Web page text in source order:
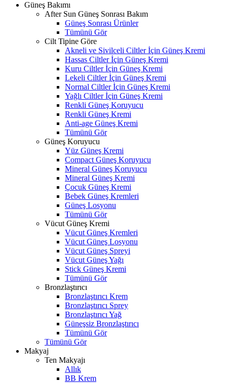
Güneş Bakımı
After Sun Güneş Sonrası Bakım
Güneş Sonrası Ürünler
Tümünü Gör
Cilt Tipine Göre
Akneli ve Sivilceli Ciltler İçin Güneş Kremi
Hassas Ciltler İçin Güneş Kremi
Kuru Ciltler İçin Güneş Kremi
Lekeli Ciltler İçin Güneş Kremi
Normal Ciltler İçin Güneş Kremi
Yağlı Ciltler İçin Güneş Kremi
Renkli Güneş Koruyucu
Renkli Güneş Kremi
Anti-age Güneş Kremi
Tümünü Gör
Güneş Koruyucu
Yüz Güneş Kremi
Compact Güneş Koruyucu
Mineral Güneş Koruyucu
Mineral Güneş Kremi
Çocuk Güneş Kremi
Bebek Güneş Kremleri
Güneş Losyonu
Tümünü Gör
Vücut Güneş Kremi
Vücut Güneş Kremleri
Vücut Güneş Losyonu
Vücut Güneş Spreyi
Vücut Güneş Yağı
Stick Güneş Kremi
Tümünü Gör
Bronzlaştırıcı
Bronzlaştırıcı Krem
Bronzlaştırıcı Sprey
Bronzlaştırıcı Yağ
Güneşsiz Bronzlaştırıcı
Tümünü Gör
Tümünü Gör
Makyaj
Ten Makyajı
Allık
BB Krem